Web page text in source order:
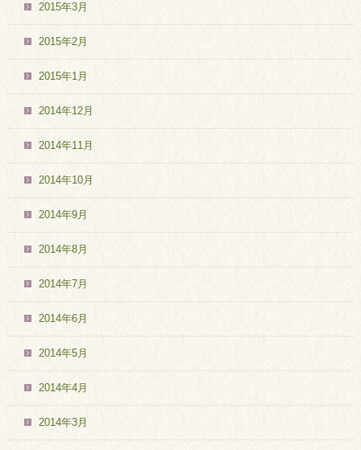
2015年3月
2015年2月
2015年1月
2014年12月
2014年11月
2014年10月
2014年9月
2014年8月
2014年7月
2014年6月
2014年5月
2014年4月
2014年3月